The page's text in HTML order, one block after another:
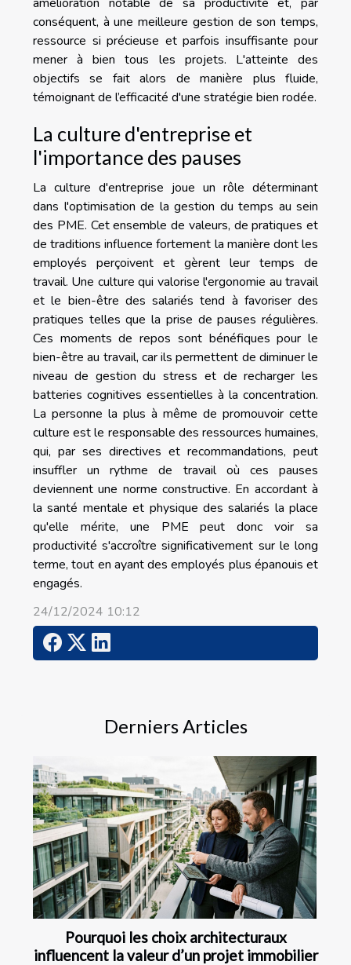
conséquent, à une meilleure gestion de son temps,
ressource si précieuse et parfois insuffisante pour
mener à bien tous les projets. L'atteinte des
objectifs se fait alors de manière plus fluide,
témoignant de l’efficacité d'une stratégie bien rodée.
La culture d'entreprise et
l'importance des pauses
La culture d'entreprise joue un rôle déterminant
dans l'optimisation de la gestion du temps au sein
des PME. Cet ensemble de valeurs, de pratiques et
de traditions influence fortement la manière dont les
employés perçoivent et gèrent leur temps de
travail. Une culture qui valorise l'ergonomie au travail
et le bien-être des salariés tend à favoriser des
pratiques telles que la prise de pauses régulières.
Ces moments de repos sont bénéfiques pour le
bien-être au travail, car ils permettent de diminuer le
niveau de gestion du stress et de recharger les
batteries cognitives essentielles à la concentration.
La personne la plus à même de promouvoir cette
culture est le responsable des ressources humaines,
qui, par ses directives et recommandations, peut
insuffler un rythme de travail où ces pauses
deviennent une norme constructive. En accordant à
la santé mentale et physique des salariés la place
qu'elle mérite, une PME peut donc voir sa
productivité s'accroître significativement sur le long
terme, tout en ayant des employés plus épanouis et
engagés.
24/12/2024 10:12
Derniers Articles
Pourquoi les choix architecturaux
influencent la valeur d’un projet immobilier